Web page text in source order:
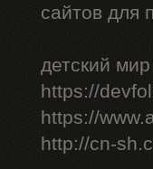
сайтов для
детский
https://
https://
http://cn-